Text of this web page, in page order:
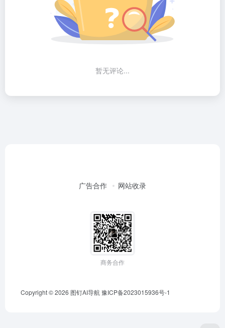
暂无评论...
广告合作 网站收录
商务合作
Copyright © 2026 图钉AI导航豫ICP备2023015936号-1